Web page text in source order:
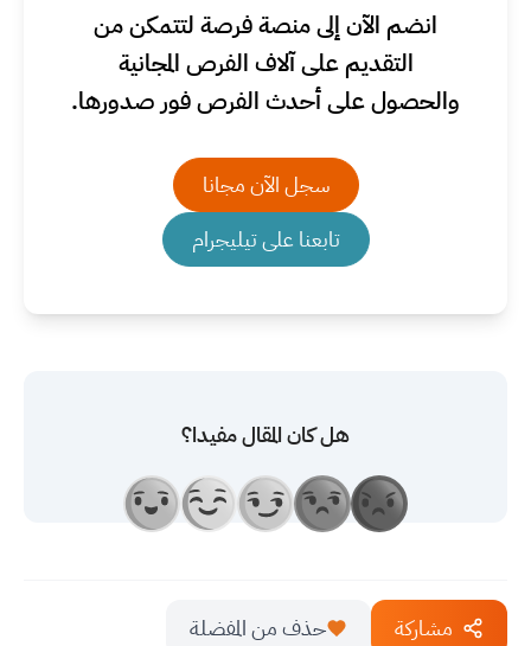
انضم الآن إلى منصة فرصة لتتمكن من
التقديم على آلاف الفرص المجانية
والحصول على أحدث الفرص فور صدورها.
سجل الآن مجانا
تابعنا على تيليجرام
هل كان المقال مفيدا؟
مشاركة حذف من المفضلة